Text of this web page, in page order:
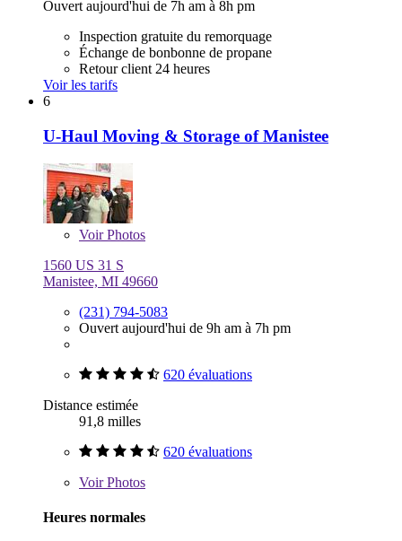
Ouvert aujourd'hui de 7h am à 8h pm
Inspection gratuite du remorquage
Échange de bonbonne de propane
Retour client 24 heures
Voir les tarifs
6
U-Haul Moving & Storage of Manistee
VoirPhotos
1560 US 31 S
Manistee, MI 49660
(231) 794-5083
Ouvert aujourd'hui de 9h am à 7h pm
620 évaluations
Distance estimée
91,8 milles
620 évaluations
VoirPhotos
Heures normales